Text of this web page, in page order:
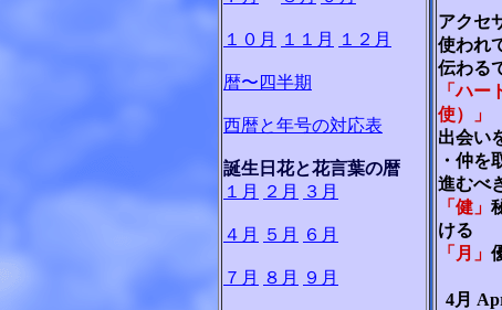
１０月 １１月 １２月
暦〜四半期
西暦と年号の対応表
誕生日花と花言葉の暦
１月
２月 ３月
４月 ５月 ６月
７月 ８月 ９月
アクセ
使われ
伝わる
「ハー
使）」
出会い
・仲を
進むべ
「健」
ける
「月」
4月